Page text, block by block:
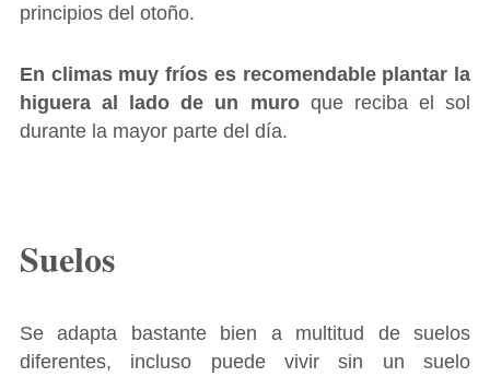
principios del otoño.
En climas muy fríos es recomendable plantar la
higuera al lado de un muroque reciba el sol
durante la mayor parte del día.
Suelos
Se adapta bastante bien a multitud de suelos
diferentes, incluso puede vivir sin un suelo